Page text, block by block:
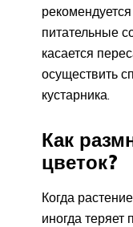
питательные
касается
осуществить
кустарника.
Как
цветок?
Когда
иногда теряет